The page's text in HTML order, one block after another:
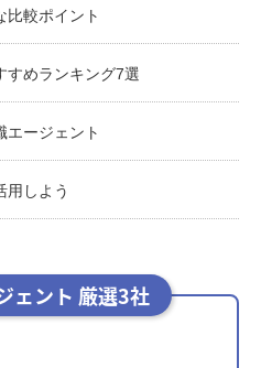
比較ポイント
すめランキング7選
エージェント
用しよう
ェント 厳選3社